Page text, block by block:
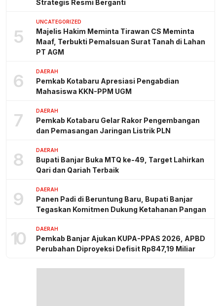
Strategis Resmi Berganti
5
UNCATEGORIZED
Majelis Hakim Meminta Tirawan CS Meminta
Maaf, Terbukti Pemalsuan Surat Tanah di Lahan
PT AGM
6 DAERAH
Pemkab Kotabaru Apresiasi Pengabdian
Mahasiswa KKN-PPM UGM
7 DAERAH
Pemkab Kotabaru Gelar Rakor Pengembangan
dan Pemasangan Jaringan Listrik PLN
8 DAERAH
Bupati Banjar Buka MTQ ke-49, Target Lahirkan
Qari dan Qariah Terbaik
9 DAERAH
Panen Padi di Beruntung Baru, Bupati Banjar
Tegaskan Komitmen Dukung Ketahanan Pangan
10 DAERAH
Pemkab Banjar Ajukan KUPA-PPAS 2026, APBD
Perubahan Diproyeksi Defisit Rp847,19 Miliar